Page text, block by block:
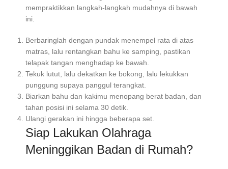
mempraktikkan langkah-langkah mudahnya di bawah
ini.
Berbaringlah dengan pundak menempel rata di atas
matras, lalu rentangkan bahu ke samping, pastikan
telapak tangan menghadap ke bawah.
Tekuk lutut, lalu dekatkan ke bokong, lalu lekukkan
punggung supaya panggul terangkat.
Biarkan bahu dan kakimu menopang berat badan, dan
tahan posisi ini selama 30 detik.
Ulangi gerakan ini hingga beberapa set.
Siap Lakukan Olahraga
Meninggikan Badan di Rumah?